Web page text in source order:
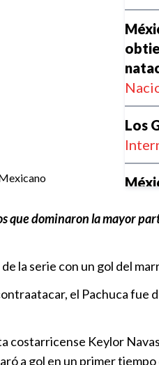
Los
y
que dominaron la mayor
la serie con un gol del
el Pachuca fue
costarricense Keylor
a gol en un primer